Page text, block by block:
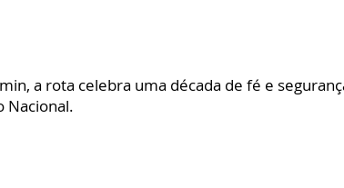
a rota celebra uma década de fé e
Nacional.